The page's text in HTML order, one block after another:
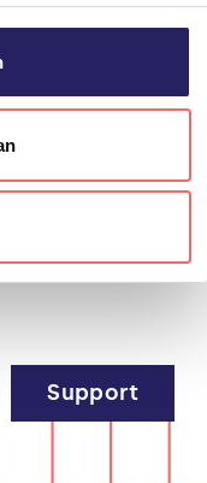
van cookies te allen
Support